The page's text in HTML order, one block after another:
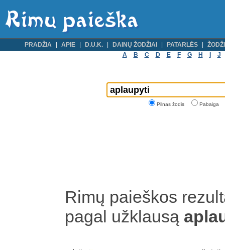
PRADŽIA APIE D.U.K. DAINŲ ŽODŽIAI PATARLĖS
A
B C D E F G H J
Pilnas žodis Pabaiga
Rimų paieškos
pagal užklausą